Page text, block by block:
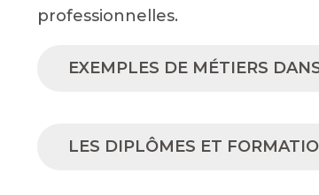
professionnelles.
EXEMPLES DE MÉTIERS
LES DIPLÔMES ET